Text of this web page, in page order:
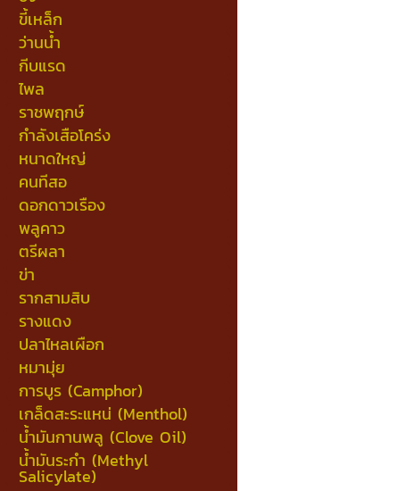
ขี้เหล็ก
ว่านน้ำ
กีบแรด
ไพล
ราชพฤกษ์
กำลังเสือโคร่ง
หนาดใหญ่
คนทีสอ
ดอกดาวเรือง
พลูคาว
ตรีผลา
ข่า
รากสามสิบ
รางแดง
ปลาไหลเผือก
หมามุ่ย
การบูร (Camphor)
เกล็ดสะระแหน่ (Menthol)
น้ำมันกานพลู (Clove Oil)
น้ำมันระกำ (Methyl
Salicylate)